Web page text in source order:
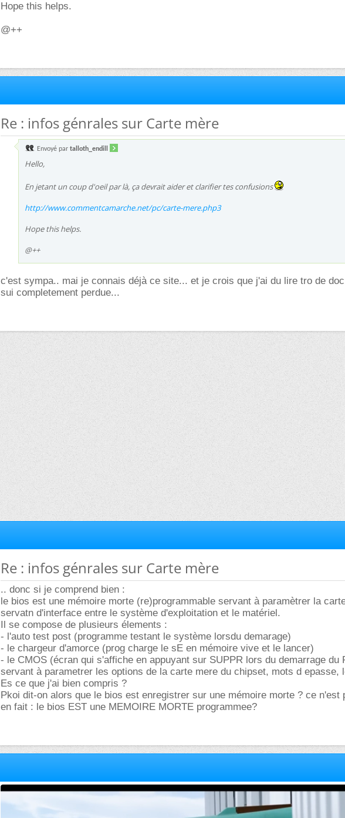
Hope this helps.
@++
Re : infos génrales sur Carte mère
Envoyé par talloth_endill
Hello,
En jetant un coup d'oeil par là, ça devrait aider et clarifier tes confusions
http://www.commentcamarche.net/pc/carte-mere.php3
Hope this helps.
@++
c'est sympa.. mai je connais déjà ce site... et je crois que j'ai du lire tro de
sui completement perdue...
Re : infos génrales sur Carte mère
.. donc si je comprend bien :
le bios est une mémoire morte (re)programmable servant à paramètrer la
servatn d'interface entre le système d'exploitation et le matériel.
Il se compose de plusieurs élements :
- l'auto test post (programme testant le système lorsdu demarage)
- le chargeur d'amorce (prog charge le sE en mémoire vive et le lancer)
- le CMOS (écran qui s'affiche en appuyant sur SUPPR lors du demarrage du
servant à parametrer les options de la carte mere du chipset, mots d epasse,
Es ce que j'ai bien compris ?
Pkoi dit-on alors que le bios est enregistrer sur une mémoire morte ? ce n'est
en fait : le bios EST une MEMOIRE MORTE programmee?